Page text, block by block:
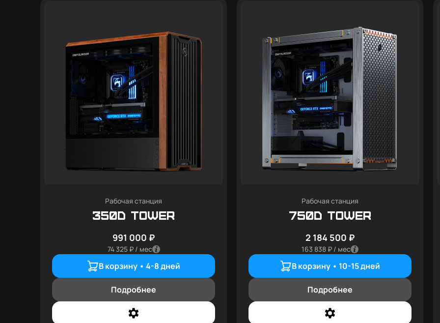
Рабочая станция
350D Tower
991 000 ₽
74 325 ₽ / мес
В корзину • 4-8 дней
Подробнее
Рабочая станция
750D Tower
2 184 500 ₽
163 838 ₽ / мес
В корзину • 10-15 дней
Подробнее